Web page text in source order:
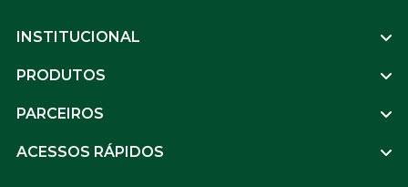
Footer
INSTITUCIONAL
PRODUTOS
PARCEIROS
ACESSOS RÁPIDOS